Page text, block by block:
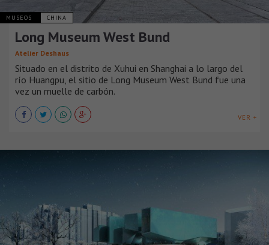
MUSEOS CHINA
Long Museum West Bund
Atelier Deshaus
Situado en el distrito de Xuhui en Shanghai a lo largo del
río Huangpu, el sitio de Long Museum West Bund fue una
vez un muelle de carbón.
VER +